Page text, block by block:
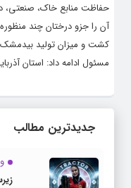
حفاظت منابع خاک، صنعتی،
آن را جزو درختان چند
کشت و میزان تولید
مسئول ادامه داد: استان
جدیدترین مطالب